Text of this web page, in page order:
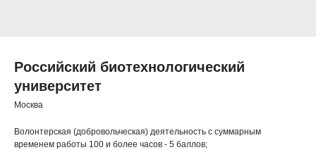
Российский биотехнологический
университет
Москва
Волонтерская (добровольческая) деятельность с суммарным
временем работы 100 и более часов - 5 баллов;